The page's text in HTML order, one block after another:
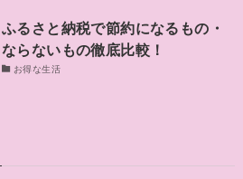
ふるさと納税で節約になるもの・
ならないもの徹底比較！
お得な生活